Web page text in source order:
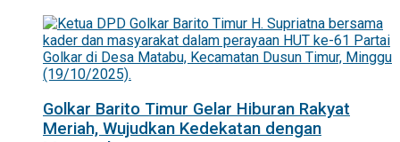
Golkar Barito Timur Gelar Hiburan Rakyat
Meriah, Wujudkan Kedekatan dengan